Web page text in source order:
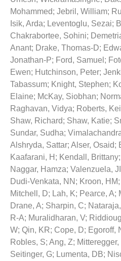
Mohammed; Jebril, William;
Isik, Arda; Leventoglu, Sezai;
Chakrabortee, Sohini;
Anant; Drake, Thomas-D;
Jonathan-P; Ford, Samuel ;
Ewen; Hutchinson, Peter;
Tabassum; Knight, Stephen;
Elaine; McKay, Siobhan;
Raghavan, Vidya; Roberts,
Shaw, Richard; Shaw, Katie;
Sundar, Sudha;
Alshryda, Sattar; Alser, Osaid;
Kaafarani, H ; Kendall, Brittany;
Naggar, Hamza; Valenzuela, JI
Dudi-Venkata, NN ; Kroon, HM;
Mitchell, D; Lah, K; Pearce, A;
Drane, A; Sharpin, C;
R-A; Muralidharan, V;
W; Qin, KR; Cope, D; Egoroff,
Robles, S; Ang, Z; Mitteregger,
Seitinger, G; Lumenta, DB;